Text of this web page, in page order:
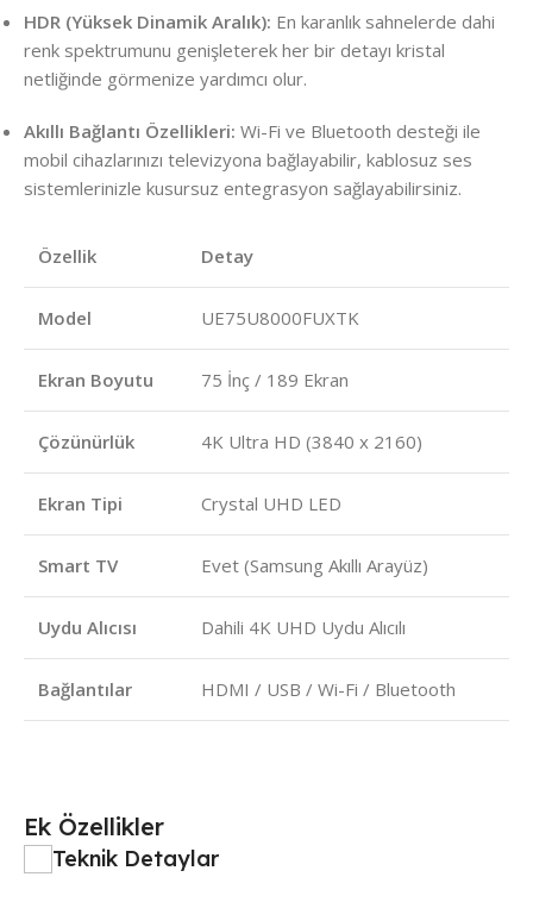
HDR (Yüksek Dinamik Aralık): En karanlık sahnelerde dahi
renk spektrumunu genişleterek her bir detayı kristal
netliğinde görmenize yardımcı olur.
Akıllı Bağlantı Özellikleri: Wi-Fi ve Bluetooth desteği ile
mobil cihazlarınızı televizyona bağlayabilir, kablosuz ses
sistemlerinizle kusursuz entegrasyon sağlayabilirsiniz.
Özellik Detay
Model UE75U8000FUXTK
Ekran Boyutu 75 İnç / 189 Ekran
Çözünürlük 4K Ultra HD (3840 x 2160)
Ekran Tipi Crystal UHD LED
Smart TV Evet (Samsung Akıllı Arayüz)
Uydu Alıcısı Dahili 4K UHD Uydu Alıcılı
Bağlantılar HDMI / USB / Wi-Fi / Bluetooth
Ek Özellikler
Teknik Detaylar